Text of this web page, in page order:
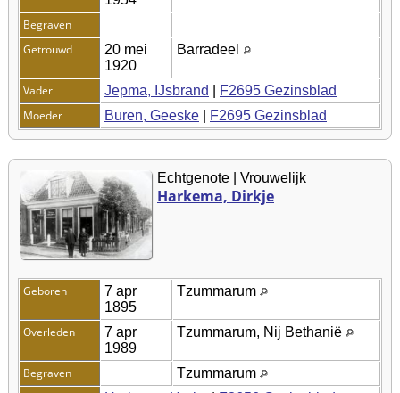
Begraven
Getrouwd
20 mei
1920
Barradeel
Vader Jepma, IJsbrand
F2695 Gezinsblad
Moeder
Buren, Geeske F2695 Gezinsblad
Echtgenote | Vrouwelijk
Harkema, Dirkje
Geboren
7 apr
1895
Tzummarum
Overleden
7 apr
1989
Tzummarum, Nij Bethanië
Begraven
Tzummarum